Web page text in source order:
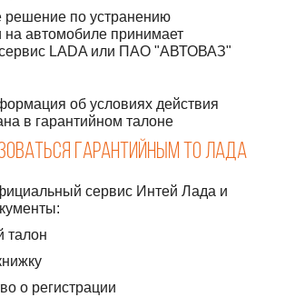
решение по устранению
на автомобиле принимает
LADA или ПАО "АВТОВАЗ"
об условиях действия
в гарантийном талоне
гарантийным ТО ЛАДА
сервис Интей Лада и
талон
о регистрации